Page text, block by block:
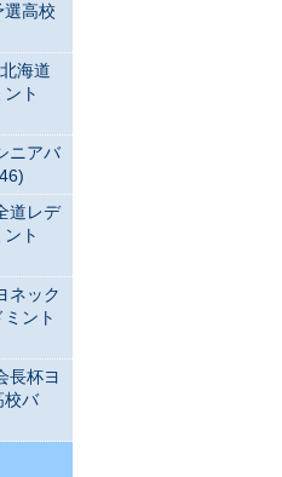
選高校
海道
ト
アバ
レデ
ト
ック
ント
杯ヨ
校バ